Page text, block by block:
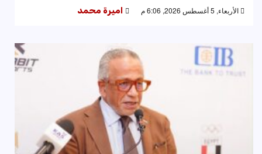
الأربعاء, 5 أغسطس 2026, 6:06 م اميرة محمد